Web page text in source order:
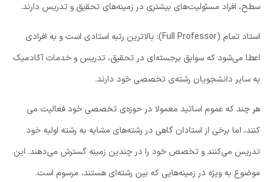
سطح، افراد مسئولیت‌های بیشتری در زمینه‌های تحقیق و تدریس دارند.
استاد تمام (Full Professor): بالاترین رتبه استادی است و به افرادی
اعطا می‌شود که سوابق برجسته‌ای در تحقیق، تدریس و خدمات آکادمیک
به سایر دانشجویان رشته‌ی تخصصی خود دارند.
هر چند که عموم اساتید معمولا در حوزه‌ی تخصصی خود فعالیت می
کنند، اما برخی از استادان گاهی در رشته‌های مشابه به رشته اولیه خود
تدریس می‌کنند و تخصص خود را در چندین زمینه گسترش می‌دهند. این
موضوع به ویژه در زمینه‌هایی که بین رشته‌ای هستند، مرسوم است.